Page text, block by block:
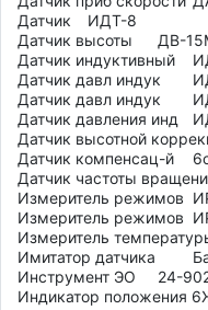
Датчик 	ИДТ-8
Датчик высоты 	ДВ-15МВ
Датчик индуктивный	ИД-100М
Датчик давл индук	ИД-100
Датчик давл индук	ИД-100 с. 3
Датчик давления инд	ИД-8
Датчик высотной коррекции
Датчик компенсац-й	6с2.553.002
Датчик частоты
Измеритель режимов 	ИР-117В
Измеритель режимов 	ИР-117М
Измеритель температуры
Имитатор датчика 	Бак Д (СКЭС-2027А)
Инструмент ЭО	24-9020-1000
Индикатор положения